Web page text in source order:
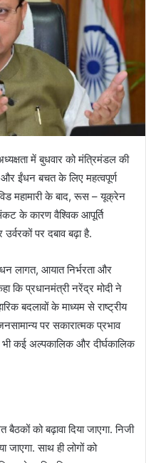
में बुधवार को मंत्रिमंडल की
ईंधन बचत के लिए महत्वपूर्ण
महामारी के बाद, रूस – यूक्रेन
के कारण वैश्विक आपूर्ति
पर दबाव बढ़ा है.
लागत, आयात निर्भरता और
कि प्रधानमंत्री नरेंद्र मोदी ने
बदलावों के माध्यम से राष्ट्रीय
पर सकारात्मक प्रभाव
कई अल्पकालिक और दीर्घकालिक
बैठकों को बढ़ावा दिया जाएगा. निजी
जाएगा. साथ ही लोगों को